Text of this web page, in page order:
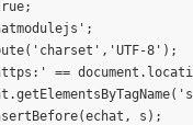
8');
==
s);